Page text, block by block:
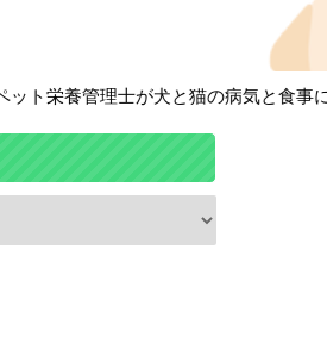
栄養管理士が犬と猫の病気と食事につ